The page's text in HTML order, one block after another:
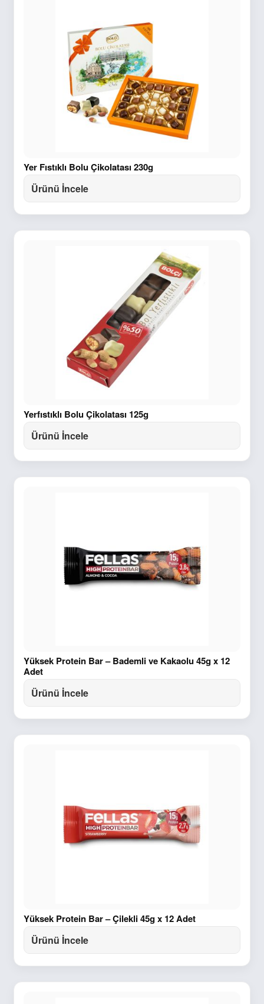
Yer Fıstıklı Bolu Çikolatası 230g
Ürünü İncele
Yerfıstıklı Bolu Çikolatası 125g
Ürünü İncele
Yüksek Protein Bar – Bademli ve Kakaolu 45g x 12
Adet
Ürünü İncele
Yüksek Protein Bar – Çilekli 45g x 12 Adet
Ürünü İncele